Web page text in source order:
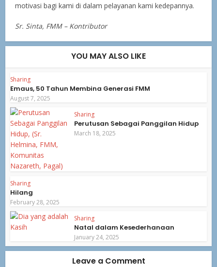
motivasi bagi kami di dalam pelayanan kami kedepannya.
Sr. Sinta, FMM – Kontributor
YOU MAY ALSO LIKE
Sharing
Emaus, 50 Tahun Membina Generasi FMM
August 7, 2025
Sharing
Perutusan Sebagai Panggilan Hidup
March 18, 2025
Sharing
Hilang
February 28, 2025
Sharing
Natal dalam Kesederhanaan
January 24, 2025
Leave a Comment